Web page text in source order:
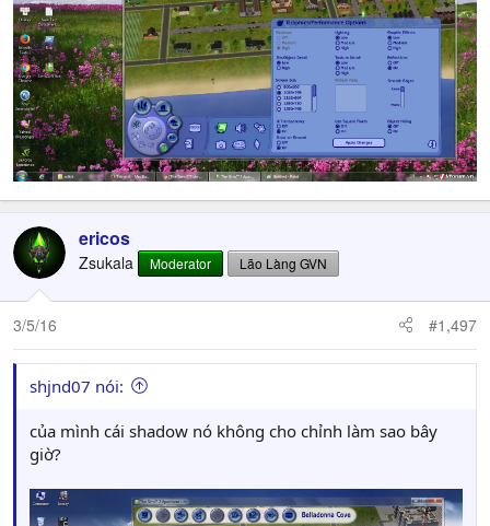
ericos
Zsukala Moderator Lão Làng GVN
3/5/16 #1,497
shjnd07 nói:
của mình cái shadow nó không cho chỉnh làm sao bây
giờ?